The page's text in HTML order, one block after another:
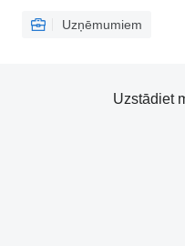
Uzņēmumiem
Uzstādiet